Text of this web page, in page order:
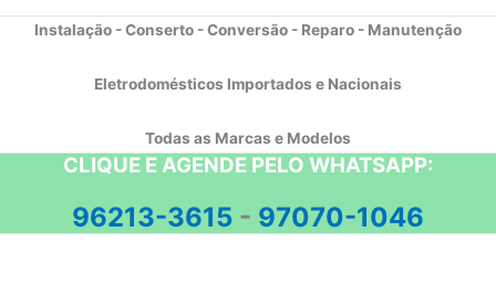
Instalação - Conserto - Conversão - Reparo - Manutenção
Eletrodomésticos Importados e Nacionais
Todas as Marcas e Modelos
CLIQUE E AGENDE PELO WHATSAPP:
96213-3615 - 97070-1046